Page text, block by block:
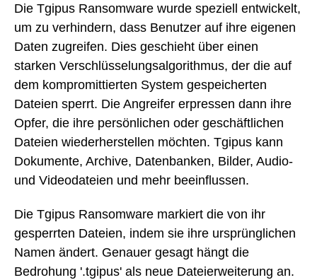
Die Tgipus Ransomware wurde speziell entwickelt,
um zu verhindern, dass Benutzer auf ihre eigenen
Daten zugreifen. Dies geschieht über einen
starken Verschlüsselungsalgorithmus, der die auf
dem kompromittierten System gespeicherten
Dateien sperrt. Die Angreifer erpressen dann ihre
Opfer, die ihre persönlichen oder geschäftlichen
Dateien wiederherstellen möchten. Tgipus kann
Dokumente, Archive, Datenbanken, Bilder, Audio-
und Videodateien und mehr beeinflussen.
Die Tgipus Ransomware markiert die von ihr
gesperrten Dateien, indem sie ihre ursprünglichen
Namen ändert. Genauer gesagt hängt die
Bedrohung '.tgipus' als neue Dateierweiterung an.